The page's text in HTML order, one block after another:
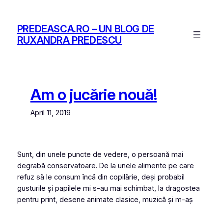
contentPREDEASCA.RO – UN BLOG DE
RUXANDRA PREDESCU
Am o jucărie nouă!
April 11, 2019
Sunt, din unele puncte de vedere, o persoană mai
degrabă conservatoare. De la unele alimente pe care
refuz să le consum încă din copilărie, deși probabil
gusturile și papilele mi s-au mai schimbat, la dragostea
pentru print, desene animate clasice, muzică și m-aș